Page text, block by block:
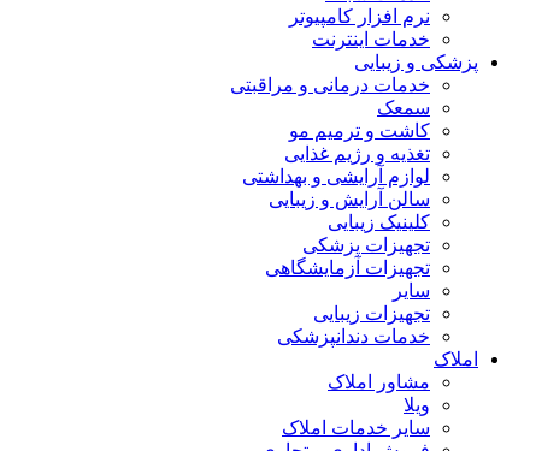
نرم افزار کامپیوتر
خدمات اینترنت
پزشکی و زیبایی
خدمات درمانی و مراقبتی
سمعک
کاشت و ترمیم مو
تغذیه و رژیم غذایی
لوازم آرایشی و بهداشتی
سالن آرایش و زیبایی
کلینیک زیبایی
تجهیزات پزشکی
تجهیزات آزمایشگاهی
سایر
تجهیزات زیبایی
خدمات دندانپزشکی
املاک
مشاور املاک
ویلا
سایر خدمات املاک